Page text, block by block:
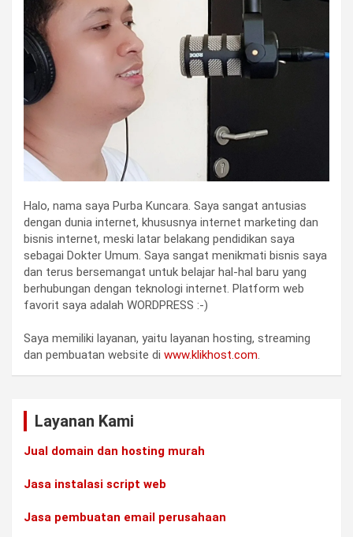
Halo, nama saya Purba Kuncara. Saya sangat antusias
dengan dunia internet, khususnya internet marketing dan
bisnis internet, meski latar belakang pendidikan saya
sebagai Dokter Umum. Saya sangat menikmati bisnis saya
dan terus bersemangat untuk belajar hal-hal baru yang
berhubungan dengan teknologi internet. Platform web
favorit saya adalah WORDPRESS :-)
Saya memiliki layanan, yaitu layanan hosting, streaming
dan pembuatan website di www.klikhost.com.
Layanan Kami
Jual domain dan hosting murah
Jasa instalasi script web
Jasa pembuatan email perusahaan